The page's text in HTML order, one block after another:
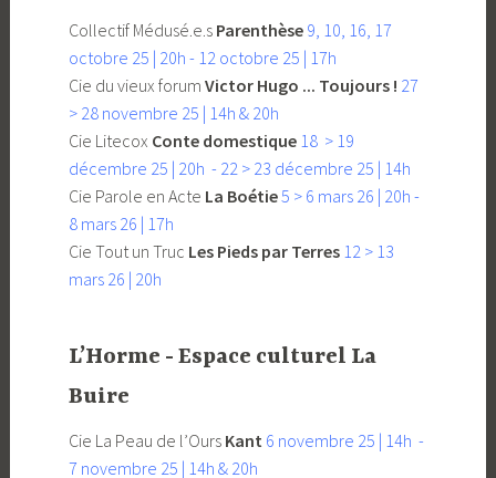
Collectif Médusé.e.s Parenthèse 9, 10, 16, 17
octobre 25 | 20h - 12 octobre 25 | 17h
Cie du vieux forum Victor Hugo ... Toujours ! 27
> 28 novembre 25 | 14h & 20h
Cie Litecox Conte domestique 18 > 19
décembre 25 | 20h - 22 > 23 décembre 25 | 14h
Cie Parole en Acte La Boétie5 > 6 mars 26 | 20h -
8 mars 26 | 17h
Cie Tout un Truc Les Pieds par Terres 12 > 13
mars 26 | 20h
L’Horme - Espace culturel La
Buire
Cie La Peau de l’Ours Kant 6 novembre 25 | 14h -
7 novembre 25 | 14h & 20h